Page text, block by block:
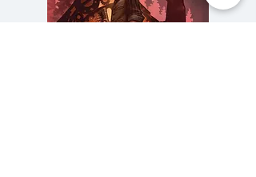
ไม่เคยมีมาก่อน และในนาทีวิกฤติ ผู้